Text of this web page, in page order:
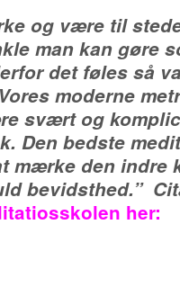
og være til
man kan gøre
det føles så
moderne
svært og
Den bedste
mærke den indre
bevidsthed.”
her: